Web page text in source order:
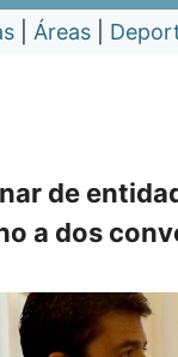
Áreas
de
a dos